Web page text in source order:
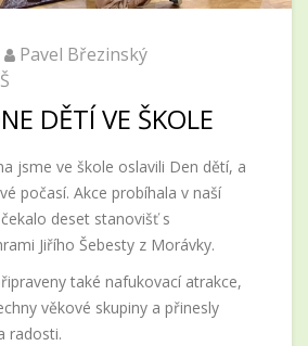
Pavel Březinský
DĚTÍ VE ŠKOLE
jsme ve škole oslavili Den dětí, a
počasí. Akce probíhala v naší
deset stanovišť s
Jiřího Šebesty z Morávky.
také nafukovací atrakce,
věkové skupiny a přinesly
radosti.